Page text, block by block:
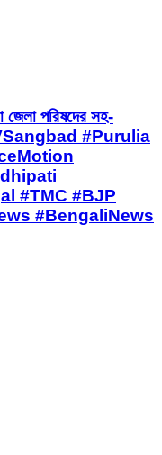
পরিষদের সহ-
#Purulia
#TMC #BJP
#BengaliNews